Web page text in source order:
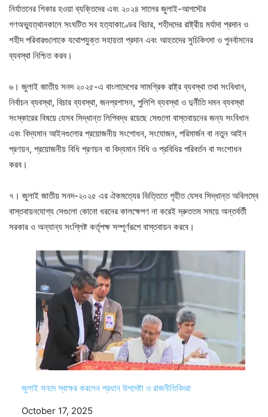
নির্যাতনের শিকার হওয়া ব্যক্তিদের এবং ২০২৪ সালের জুলাই-আগস্টের
গণঅভ্যুত্থানকালে সংঘটিত সব হত্যাকাণ্ডের বিচার, শহীদদের রাষ্ট্রীয় মর্যাদা প্রদান ও
শহীদ পরিবারগুলোকে যথোপযুক্ত সহায়তা প্রদান এবং আহতদের সুচিকিৎসা ও পুনর্বাসনের
ব্যবস্থা নিশ্চিত করব।
৬। জুলাই জাতীয় সনদ ২০২৫-এ বাংলাদেশের সামগ্রিক রাষ্ট্র ব্যবস্থা তথা সংবিধান,
নির্বাচন ব্যবস্থা, বিচার ব্যবস্থা, জনপ্রশাসন, পুলিশি ব্যবস্থা ও দুর্নীতি দমন ব্যবস্থা
সংস্কারের বিষয়ে যেসব সিদ্ধান্ত লিপিবদ্ধ রয়েছে সেগুলো বাস্তবায়নের জন্য সংবিধান
এবং বিদ্যমান আইনগুলোর প্রয়োজনীয় সংশোধন, সংযোজন, পরিমার্জন বা নতুন আইন
প্রণয়ন, প্রয়োজনীয় বিধি প্রণয়ন বা বিদ্যমান বিধি ও প্রবিধির পরিবর্তন বা সংশোধন
করব।
৭। জুলাই জাতীয় সনদ-২০২৫ এর ঐকমত্যের ভিত্তিতে গৃহীত যেসব সিদ্ধান্ত অবিলম্বে
বাস্তবায়নযোগ্য সেগুলো কোনো ধরনের কালক্ষেপণ না করেই দ্রুততম সময়ে অন্তর্বর্তী
সরকার ও অন্যান্য সংশ্লিষ্ট কর্তৃপক্ষ সম্পূর্ণরূপে বাস্তবায়ন করবে।
জুলাই সনদে স্বাক্ষর করলেন প্রধান উপদেষ্টা ও রাজনীতিবিদরা
Date
October 17, 2025